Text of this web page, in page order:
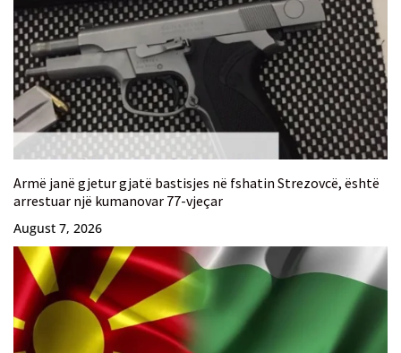
Armë janë gjetur gjatë bastisjes në fshatin Strezovcë, është
arrestuar një kumanovar 77-vjeçar
August 7, 2026